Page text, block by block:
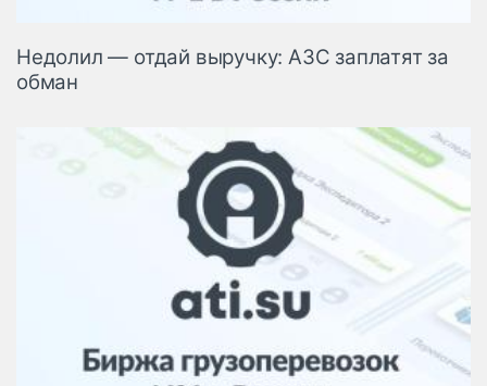
Недолил — отдай выручку: АЗС заплатят за
обман